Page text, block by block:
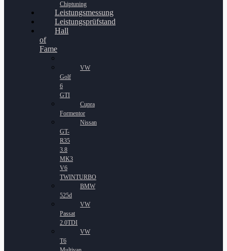
Chiptuning
Leistungsmessung
Leistungsprüfstand
Hall
of
Fame
VW
Golf
6
GTI
Cupra
Formentor
Nissan
GT-
R35
3.8
MK3
V6
TWINTURBO
BMW
525d
VW
Passat
2.0TDI
VW
T6